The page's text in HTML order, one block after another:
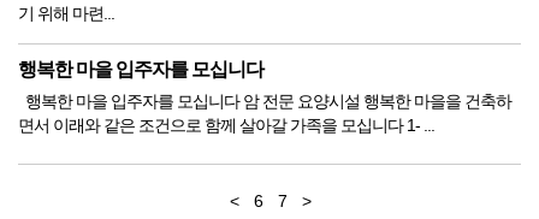
기 위해 마련...
행복한 마을 입주자를 모십니다
행복한 마을 입주자를 모십니다 암 전문 요양시설 행복한 마을을 건축하
면서 이래와 같은 조건으로 함께 살아갈 가족을 모십니다 1- ...
< 6 7 >